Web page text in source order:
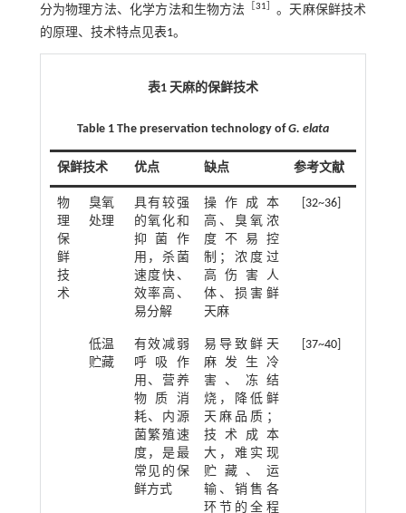
分为物理方法、化学方法和生物方法
31
。天麻保鲜技术
的原理、技术特点见表1。
表1 天麻的保鲜技术
Table 1 The preservation technology ofG. elata
保鲜技术 优点 缺点 参考文献
物
理
保
鲜
技
术
臭氧
处理
具有较强
的氧化和
抑菌作
用，杀菌
速度快、
效率高、
易分解
操作成本
高、臭氧浓
度不易控
制；浓度过
高伤害人
体、损害鲜
天麻
32~36]
低温
贮藏
有效减弱
呼吸作
用、营养
物质消
耗、内源
菌繁殖速
度，是最
常见的保
鲜方式
易导致鲜天
麻发生冷
害、冻结
烧，降低鲜
天麻品质；
技术成本
大，难实现
贮藏、运
输、销售各
环节的全程
37~40]